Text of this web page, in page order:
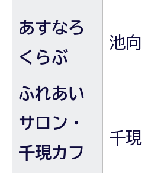
あすなろ
くらぶ
池向
ふれあい
サロン・
千現カフ
千現